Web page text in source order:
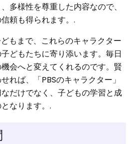
多様性を尊重した内容なので、
頼も得られます。.
もまで、これらのキャラクター
どもたちに寄り添います。毎日
会へと変えてくれるのです。賢
れば、「PBSのキャラクター」
だけでなく、子どもの学習と成
なります。.